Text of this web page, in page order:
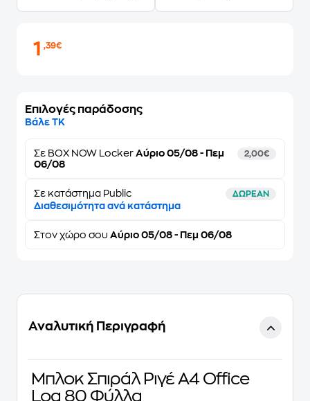
1,39€
Επιλογές παράδοσης
Βάλε ΤΚ
Σε BOX NOW Locker Αύριο 05/08 - Πεμ
06/08
2,00€
Σε κατάστημα Public ΔΩΡΕΑΝ
Διαθεσιμότητα ανά κατάστημα
Στον χώρο σου Αύριο 05/08 - Πεμ 06/08
Αναλυτική Περιγραφή
Μπλοκ Σπιράλ Ριγέ Α4 Office
Log 80 Φύλλα